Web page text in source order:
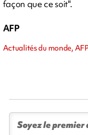
façon que ce soit".
AFP
Actualités du monde,